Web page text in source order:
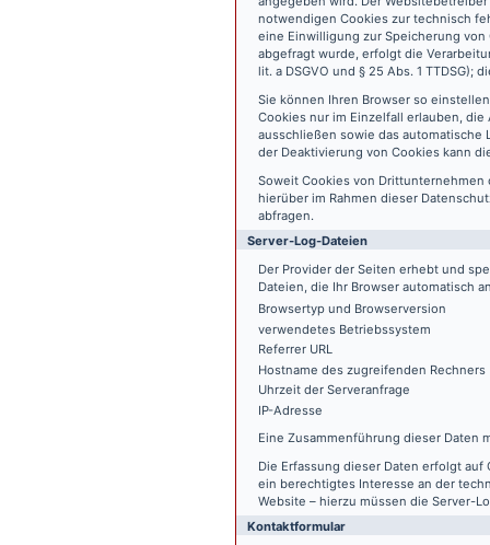
notwendigen Cookies zur technisch
eine Einwilligung zur Speicherung
abgefragt wurde, erfolgt die
lit. a DSGVO und § 25 Abs. 1
Sie können Ihren Browser so
Cookies nur im Einzelfall erlauben,
ausschließen sowie das automatische
der Deaktivierung von Cookies kann
Soweit Cookies von
hierüber im Rahmen dieser
abfragen.
Server-Log-Dateien
Der Provider der Seiten erhebt und
Dateien, die Ihr Browser automatisch
Browsertyp und Browserversion
verwendetes Betriebssystem
Referrer URL
Hostname des zugreifenden Rechners
Uhrzeit der Serveranfrage
IP-Adresse
Eine Zusammenführung dieser Daten
Die Erfassung dieser Daten erfolgt auf
ein berechtigtes Interesse an der
Website – hierzu müssen die Server-
Kontaktformular